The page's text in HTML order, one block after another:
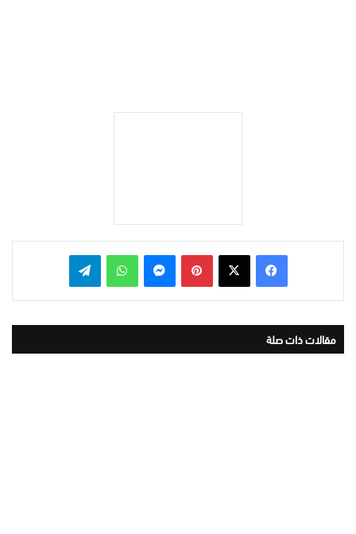
بينتيريست واتساب
مقالات ذات صلة